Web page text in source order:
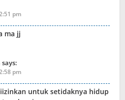
pm
ma jj
says:
pm
untuk setidaknya hidup